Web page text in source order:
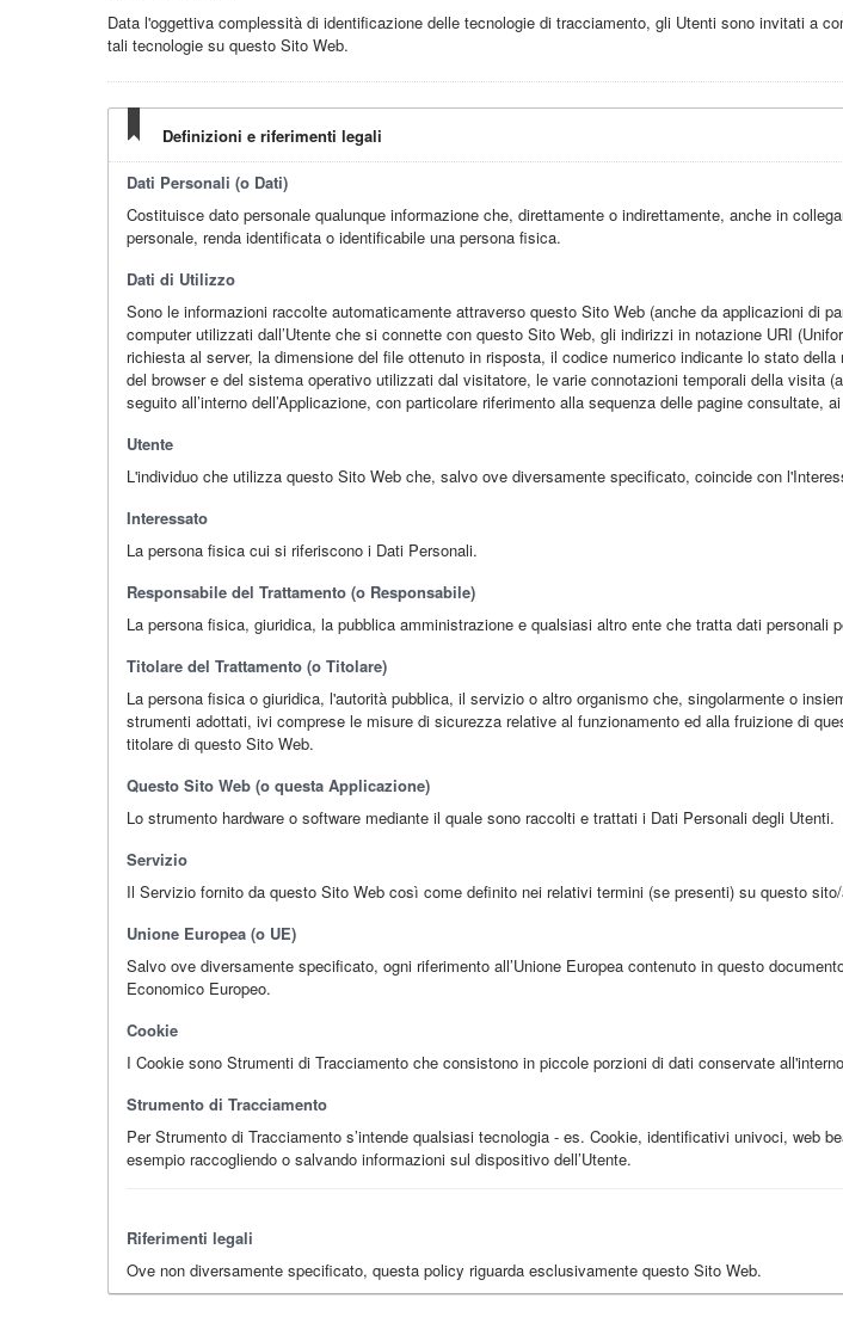
Data l'oggettiva complessità di identificazione delle tecnologie di tracciamento, gli Utenti sono invitati a
tali tecnologie su questo Sito Web.
Definizioni e riferimenti legali
Dati Personali (o Dati)
Costituisce dato personale qualunque informazione che, direttamente o indirettamente, anche in
personale, renda identificata o identificabile una persona fisica.
Dati di Utilizzo
Sono le informazioni raccolte automaticamente attraverso questo Sito Web (anche da applicazioni di
computer utilizzati dall’Utente che si connette con questo Sito Web, gli indirizzi in notazione URI
richiesta al server, la dimensione del file ottenuto in risposta, il codice numerico indicante lo stato
del browser e del sistema operativo utilizzati dal visitatore, le varie connotazioni temporali della visita
seguito all’interno dell’Applicazione, con particolare riferimento alla sequenza delle pagine consultate,
Utente
L'individuo che utilizza questo Sito Web che, salvo ove diversamente specificato, coincide con
Interessato
La persona fisica cui si riferiscono i Dati Personali.
Responsabile del Trattamento (o Responsabile)
La persona fisica, giuridica, la pubblica amministrazione e qualsiasi altro ente che tratta dati
Titolare del Trattamento (o Titolare)
La persona fisica o giuridica, l'autorità pubblica, il servizio o altro organismo che, singolarmente o
strumenti adottati, ivi comprese le misure di sicurezza relative al funzionamento ed alla fruizione di
titolare di questo Sito Web.
Questo Sito Web (o questa Applicazione)
Lo strumento hardware o software mediante il quale sono raccolti e trattati i Dati Personali degli Utenti.
Servizio
Il Servizio fornito da questo Sito Web così come definito nei relativi termini (se presenti) su questo
Unione Europea (o UE)
Salvo ove diversamente specificato, ogni riferimento all’Unione Europea contenuto in questo
Economico Europeo.
Cookie
I Cookie sono Strumenti di Tracciamento che consistono in piccole porzioni di dati conservate
Strumento di Tracciamento
Per Strumento di Tracciamento s’intende qualsiasi tecnologia - es. Cookie, identificativi univoci, web
esempio raccogliendo o salvando informazioni sul dispositivo dell’Utente.
Riferimenti legali
Ove non diversamente specificato, questa policy riguarda esclusivamente questo Sito Web.